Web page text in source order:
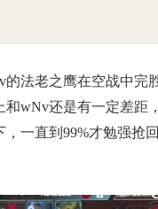
的法老之鹰在空战中完
和wNv还是有一定差距
一直到99%才勉强抢